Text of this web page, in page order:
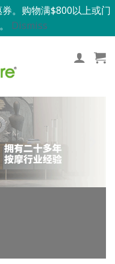
。购物满$800以上或门
Dismiss